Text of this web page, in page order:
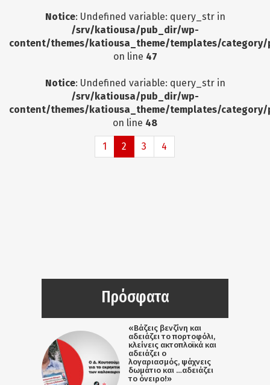
Notice: Undefined variable: query_str in
/srv/katiousa/pub_dir/wp-
content/themes/katiousa_theme/templates/
on line 47
Notice: Undefined variable: query_str in
/srv/katiousa/pub_dir/wp-
content/themes/katiousa_theme/templates/
on line 48
1 2 3 4
Πρόσφατα
«Βάζεις βενζίνη και
αδειάζει το πορτοφόλι,
κλείνεις ακτοπλοϊκά και
αδειάζει ο
λογαριασμός, ψάχνεις
δωμάτιο και …αδειάζει
το όνειρο!»